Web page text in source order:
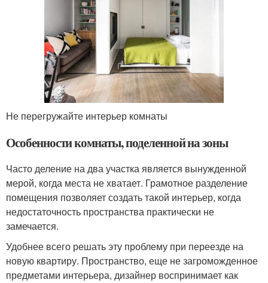
Не перегружайте интерьер комнаты
Особенности комнаты, поделенной на зоны
Часто деление на два участка является вынужденной
мерой, когда места не хватает. Грамотное разделение
помещения позволяет создать такой интерьер, когда
недостаточность пространства практически не
замечается.
Удобнее всего решать эту проблему при переезде на
новую квартиру. Пространство, еще не загроможденное
предметами интерьера, дизайнер воспринимает как